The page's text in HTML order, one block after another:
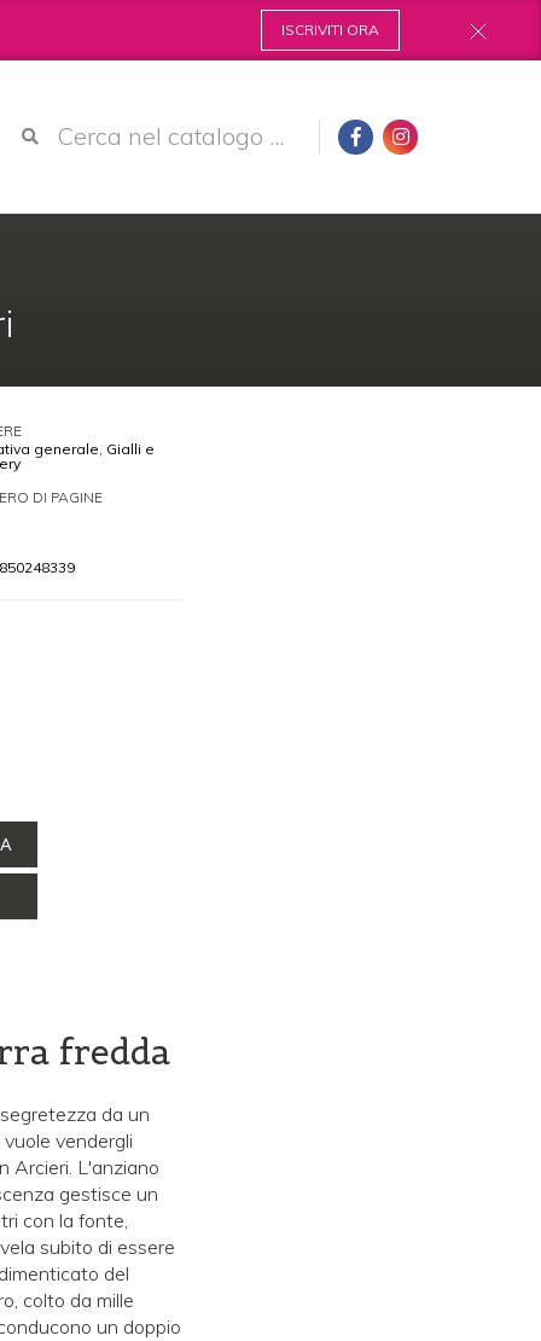
ISCRIVITI ORA
generale, Gialli e
DI PAGINE
fredda
da un
vendergli
Arcieri. L'anziano
gestisce un
con la fonte,
subito di essere
del
colto da mille
un doppio